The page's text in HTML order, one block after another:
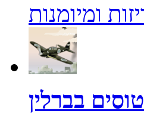
ומיומנות
בברלין